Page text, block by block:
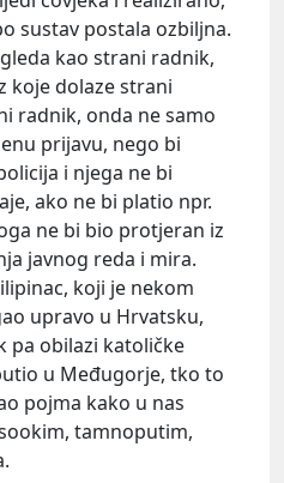
sustav postala ozbiljna.
kao strani radnik,
koje dolaze strani
radnik, onda ne samo
prijavu, nego bi
i njega ne bi
ako ne bi platio npr.
ne bi bio protjeran iz
javnog reda i mira.
koji je nekom
upravo u Hrvatsku,
pa obilazi katoličke
u Međugorje, tko to
pojma kako u nas
tamnoputim,